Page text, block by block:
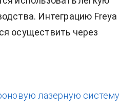
Интеграцию Freya
осуществить через
лазерную систему